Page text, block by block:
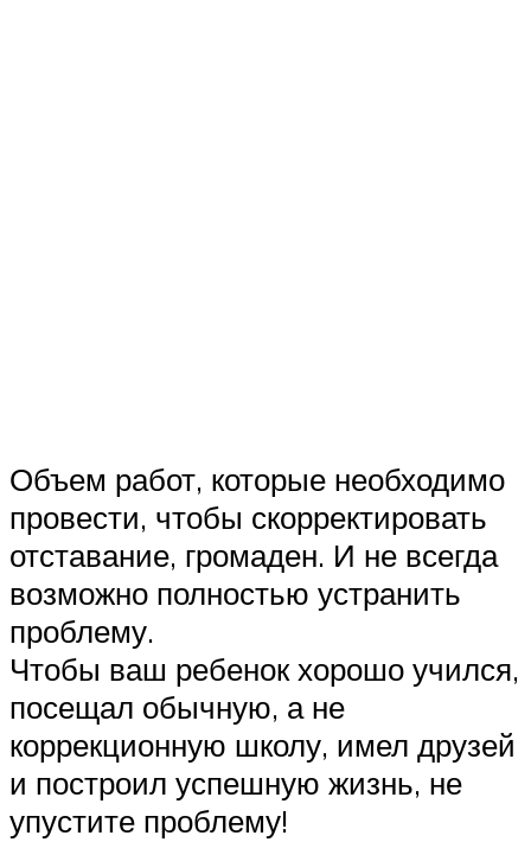
Объем работ, которые необходимо
провести, чтобы скорректировать
отставание, громаден. И не всегда
возможно полностью устранить
проблему.
Чтобы ваш ребенок хорошо учился,
посещал обычную, а не
коррекционную школу, имел друзей
и построил успешную жизнь, не
упустите проблему!